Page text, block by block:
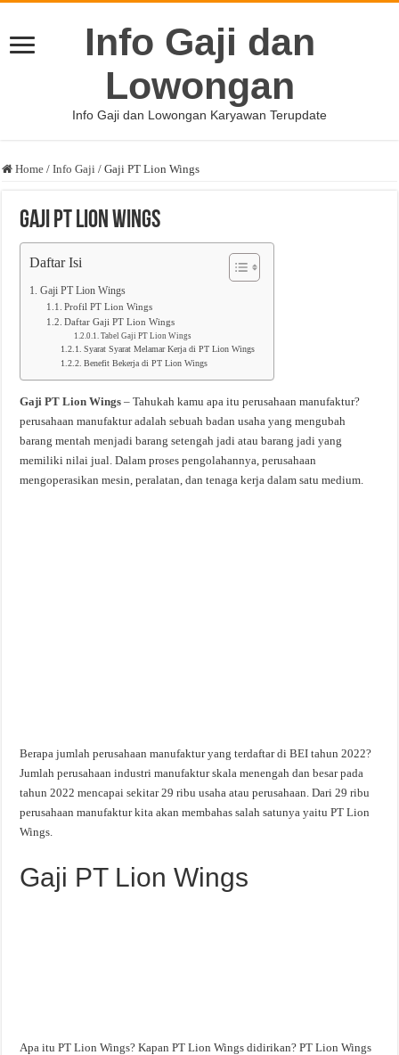
Info Gaji dan
Lowongan
Info Gaji dan Lowongan Karyawan Terupdate
Home / Info Gaji / Gaji PT Lion Wings
Gaji PT Lion Wings
Daftar Isi
Gaji PT Lion Wings
Profil PT Lion Wings
Daftar Gaji PT Lion Wings
Tabel Gaji PT Lion Wings
Syarat Syarat Melamar Kerja di PT Lion Wings
Benefit Bekerja di PT Lion Wings
Gaji PT Lion Wings – Tahukah kamu apa itu perusahaan manufaktur?
perusahaan manufaktur adalah sebuah badan usaha yang mengubah
barang mentah menjadi barang setengah jadi atau barang jadi yang
memiliki nilai jual. Dalam proses pengolahannya, perusahaan
mengoperasikan mesin, peralatan, dan tenaga kerja dalam satu medium.
Berapa jumlah perusahaan manufaktur yang terdaftar di BEI tahun 2022?
Jumlah perusahaan industri manufaktur skala menengah dan besar pada
tahun 2022 mencapai sekitar 29 ribu usaha atau perusahaan. Dari 29 ribu
perusahaan manufaktur kita akan membahas salah satunya yaitu PT Lion
Wings.
Gaji PT Lion Wings
Apa itu PT Lion Wings? Kapan PT Lion Wings didirikan? PT Lion Wings